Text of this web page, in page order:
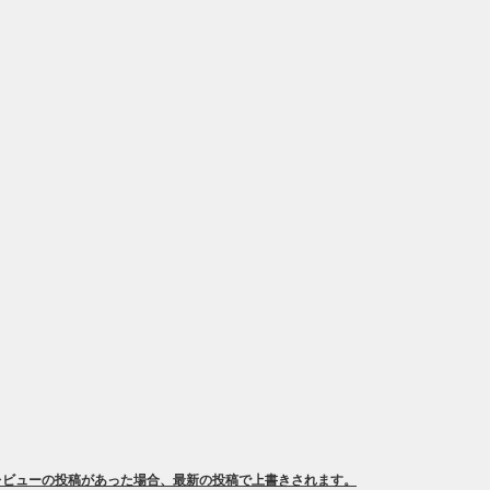
ューの投稿があった場合、最新の投稿で上書きされます。